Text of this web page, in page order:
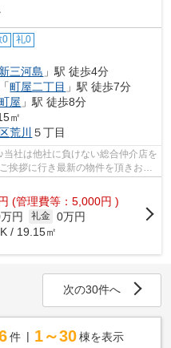
0 礼0
新三河島 」駅 徒歩4分
「町屋二丁目 」駅 徒歩7分
屋 」駅 徒歩8分
㎡
荒川 ５丁目
社は他社に負けない総合仲介店を
挨拶に行き最新の物件を頂きお客
(管理費等：5,000円 )
円 礼金 0万円
/ 19.15㎡
次の30件へ
件 1～30 棟を表示